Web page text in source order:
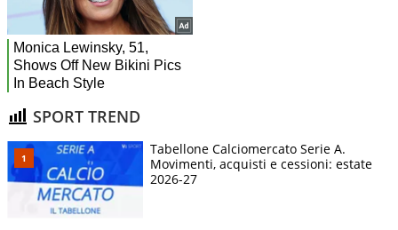
SPORT TREND
Tabellone Calciomercato Serie A.
Movimenti, acquisti e cessioni: estate
2026-27